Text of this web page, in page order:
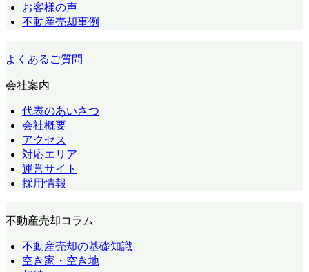
お客様の声
不動産売却事例
よくあるご質問
会社案内
代表のあいさつ
会社概要
アクセス
対応エリア
運営サイト
採用情報
不動産売却コラム
不動産売却の基礎知識
空き家・空き地